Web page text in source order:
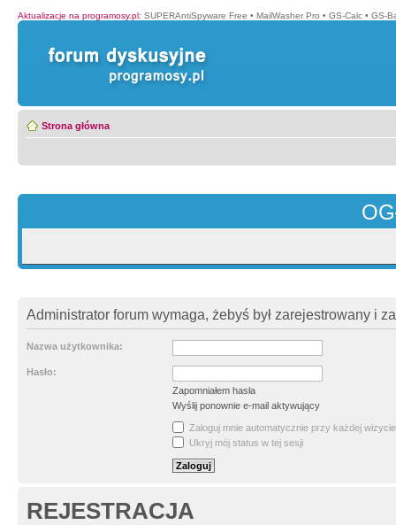
Aktualizacje na programosy.pl: SUPERAntiSpyware Free • MailWasher Pro • GS-Calc • GS-
Strona główna
Administrator forum wymaga, żebyś był zarejestrowany i
Nazwa użytkownika:
Hasło:
Zapomniałem hasła
Wyślij ponownie e-mail aktywujący
Zaloguj mnie automatycznie przy każdej wizycie
Ukryj mój status w tej sesji
REJESTRACJA